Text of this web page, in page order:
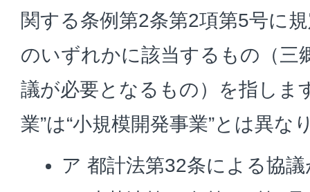
関する条例第2条第2項第5号に
のいずれかに該当するもの（三
議が必要となるもの）を指しま
業”は“小規模開発事業”とは異な
ア 都計法第32条による協